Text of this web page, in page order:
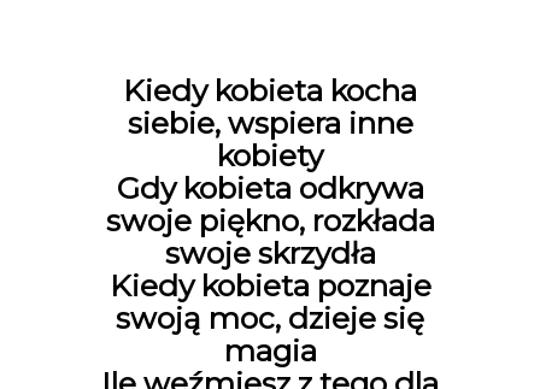
Kiedy kobieta kocha
siebie, wspiera inne
kobiety
Gdy kobieta odkrywa
swoje piękno, rozkłada
swoje skrzydła
Kiedy kobieta poznaje
swoją moc, dzieje się
magia